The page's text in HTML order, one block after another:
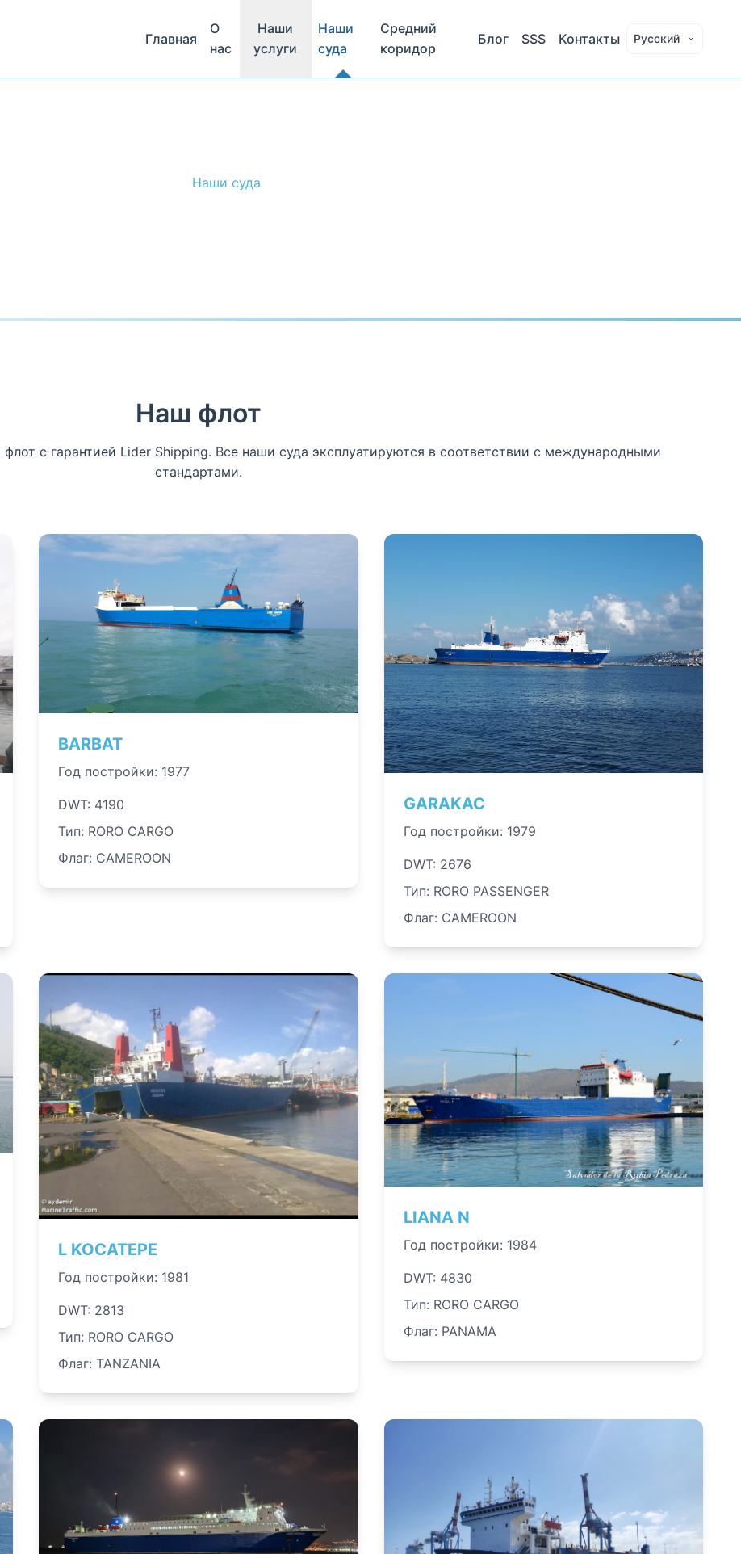
Главная
О
нас
Наши
услуги
Наши
суда
Средний
коридор
Блог SSS Контакты Русский
Наши суда
Наш флот
с гарантией Lider Shipping. Все наши суда эксплуатируются в соответствии с международными
стандартами.
BARBAT
Год постройки: 1977
DWT: 4190
Тип: RORO CARGO
Флаг: CAMEROON
GARAKAC
Год постройки: 1979
DWT: 2676
Тип: RORO PASSENGER
Флаг: CAMEROON
L KOCATEPE
Год постройки: 1981
DWT: 2813
Тип: RORO CARGO
Флаг: TANZANIA
LIANA N
Год постройки: 1984
DWT: 4830
Тип: RORO CARGO
Флаг: PANAMA